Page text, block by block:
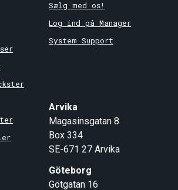
Sælg med os!
Log ind på Manager
System Support
Arvika
Magasinsgatan 8
Box 334
SE-671 27 Arvika
Göteborg
Götgatan 16